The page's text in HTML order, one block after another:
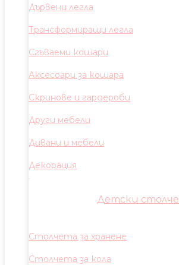
Дървени легла
Трансформиращи легла
Сгъваеми кошари
Аксесоари за кошара
Скринове и гардероби
Други мебели
Дивани и мебели
Декорация
Детски
Столчета за хранене
Столчета за кола